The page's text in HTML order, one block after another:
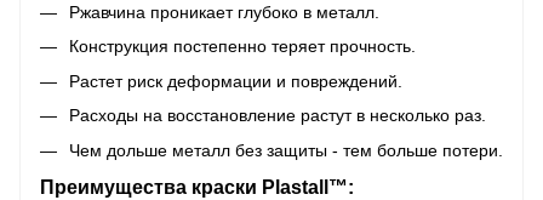
Ржавчина проникает глубоко в металл.
Конструкция постепенно теряет прочность.
Растет риск деформации и повреждений.
Расходы на восстановление растут в несколько раз.
Чем дольше металл без защиты - тем больше потери.
Преимущества краски Plastall™: